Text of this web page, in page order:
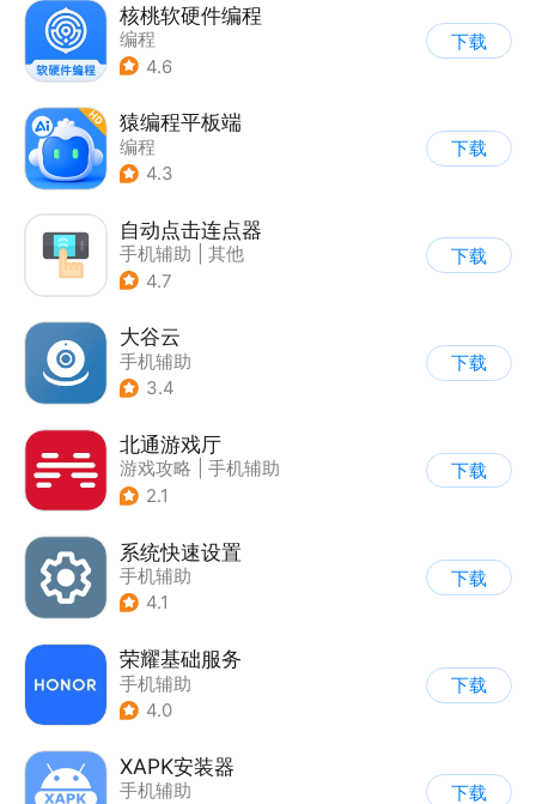
核桃软硬件编程
编程
4.6
下载
猿编程平板端
编程
4.3
下载
自动点击连点器
手机辅助
其他
4.7
下载
大谷云
手机辅助
3.4
下载
北通游戏厅
游戏攻略
手机辅助
2.1
下载
系统快速设置
手机辅助
4.1
下载
荣耀基础服务
手机辅助
4.0
下载
XAPK安装器
手机辅助
下载